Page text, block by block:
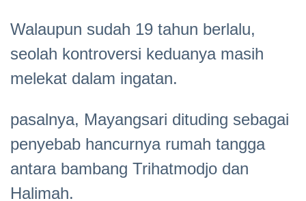
Walaupun sudah 19 tahun berlalu,
seolah kontroversi keduanya masih
melekat dalam ingatan.
pasalnya, Mayangsari dituding sebagai
penyebab hancurnya rumah tangga
antara bambang Trihatmodjo dan
Halimah.